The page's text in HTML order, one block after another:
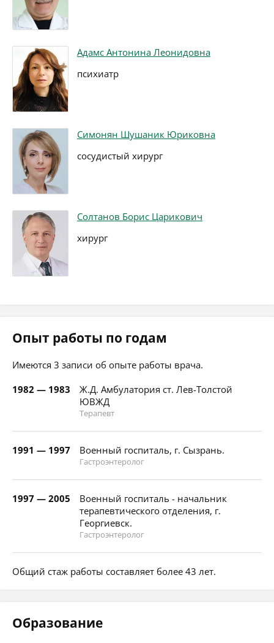
Адамс Антонина Леонидовна
психиатр
Симонян Шушаник Юриковна
сосудистый хирург
Солтанов Борис Царикович
хирург
Опыт работы по годам
Имеются 3 записи об опыте работы врача.
1982 — 1983
Ж.Д. Амбулатория ст. Лев-Толстой
ЮВЖД
Терапевт
1991 — 1997 Военный госпиталь, г. Сызрань.
Гастроэнтеролог
1997 — 2005
Военный госпиталь - начальник
терапевтического отделения, г.
Георгиевск.
Гастроэнтеролог
Общий стаж работы составляет более 43 лет.
Образование